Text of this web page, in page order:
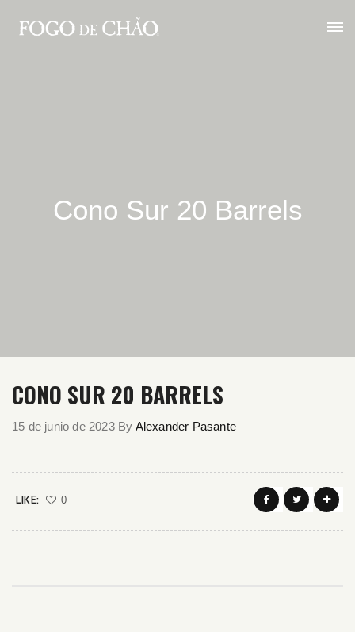
Cono Sur 20 Barrels
CONO SUR 20 BARRELS
15 de junio de 2023 By Alexander Pasante
LIKE: 0